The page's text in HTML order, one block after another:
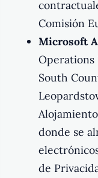
Comisión
Microsoft
Operations
South
donde se
de